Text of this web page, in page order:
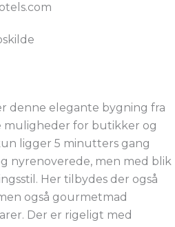
denne elegante bygning fra
muligheder for butikker og
ligger 5 minutters gang
nyrenoverede, men med blik
Her tilbydes der også
også gourmetmad
Der er rigeligt med